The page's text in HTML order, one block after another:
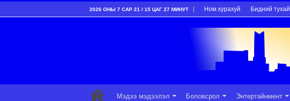
2026 ОНЫ 7 САР 21 / 15 ЦАГ 27 МИНУТ Ном хурахуй Бидний тухай
Мэдээ мэдээлэл Боловсрол Энтертайнмент